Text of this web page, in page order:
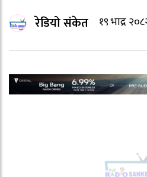
रेडियो संकेत १९ भाद्र